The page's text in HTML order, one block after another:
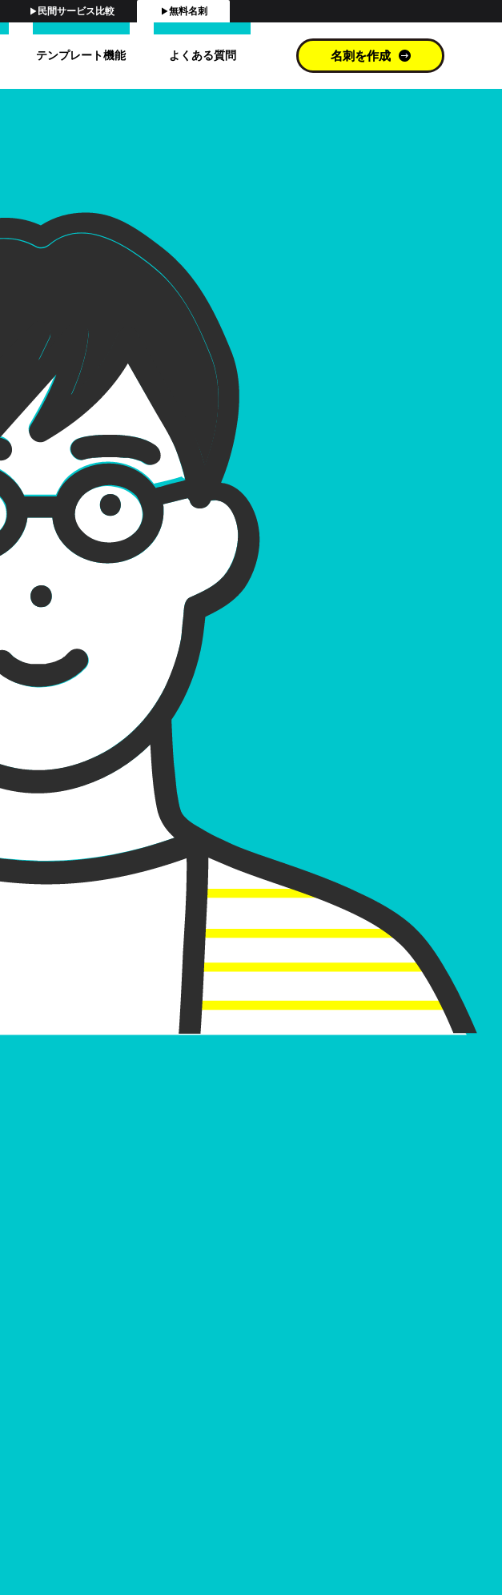
民間サービス比較 無料名刺
テンプレート機能 よくある質問 名刺を作成